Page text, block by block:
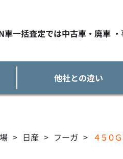
車一括査定では中古車・廃車
他社との違い
> 日産 > フーガ > ４５０